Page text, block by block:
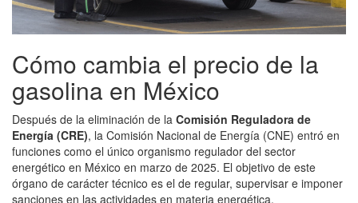
Cómo cambia el precio de la
gasolina en México
Después de la eliminación de la Comisión Reguladora de
Energía (CRE), la Comisión Nacional de Energía (CNE) entró en
funciones como el único organismo regulador del sector
energético en México en marzo de 2025. El objetivo de este
órgano de carácter técnico es el de regular, supervisar e imponer
sanciones en las actividades en materia energética.